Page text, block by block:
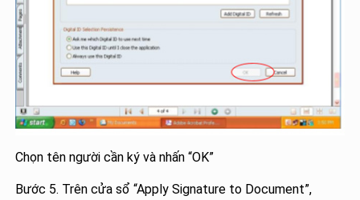
Chọn tên người cần ký và nhấn “OK”
Bước 5. Trên cửa sổ “Apply Signature to Document”,